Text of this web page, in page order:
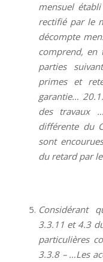
mensuel
rectifié par le
décompte
comprend, en
parties
primes et
garantie…
des travaux
différente du
sont
du retard par
Considérant
3.3.11 et 4.3
particulières
3.3.8 – …Les